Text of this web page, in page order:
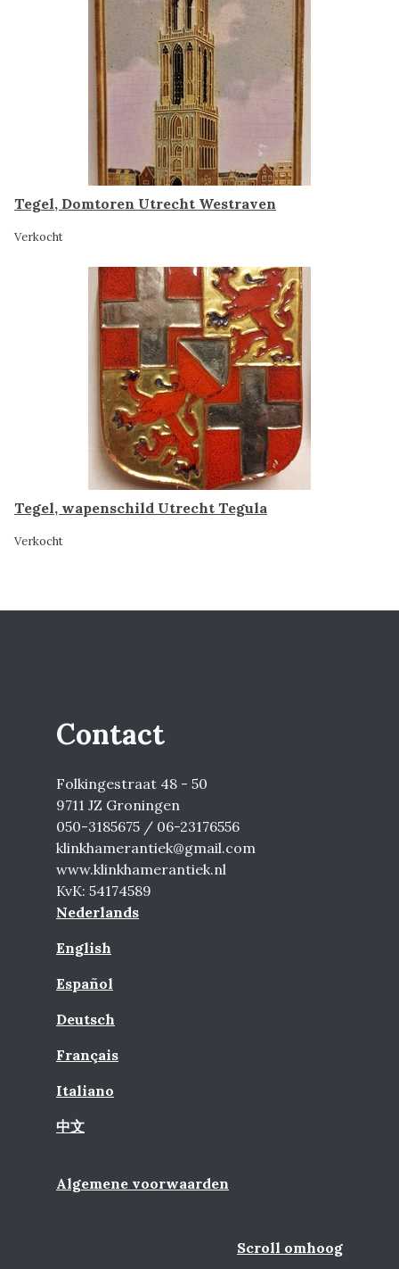
Tegel, Domtoren Utrecht Westraven
Verkocht
Tegel, wapenschild Utrecht Tegula
Verkocht
Contact
Folkingestraat 48 - 50
9711 JZ Groningen
050-3185675 / 06-23176556
klinkhamerantiek@gmail.com
www.klinkhamerantiek.nl
KvK: 54174589
Nederlands
English
Español
Deutsch
Français
Italiano
中文
Algemene voorwaarden
Scroll omhoog